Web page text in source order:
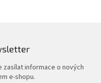
zasílat informace o nových
e-shopu.